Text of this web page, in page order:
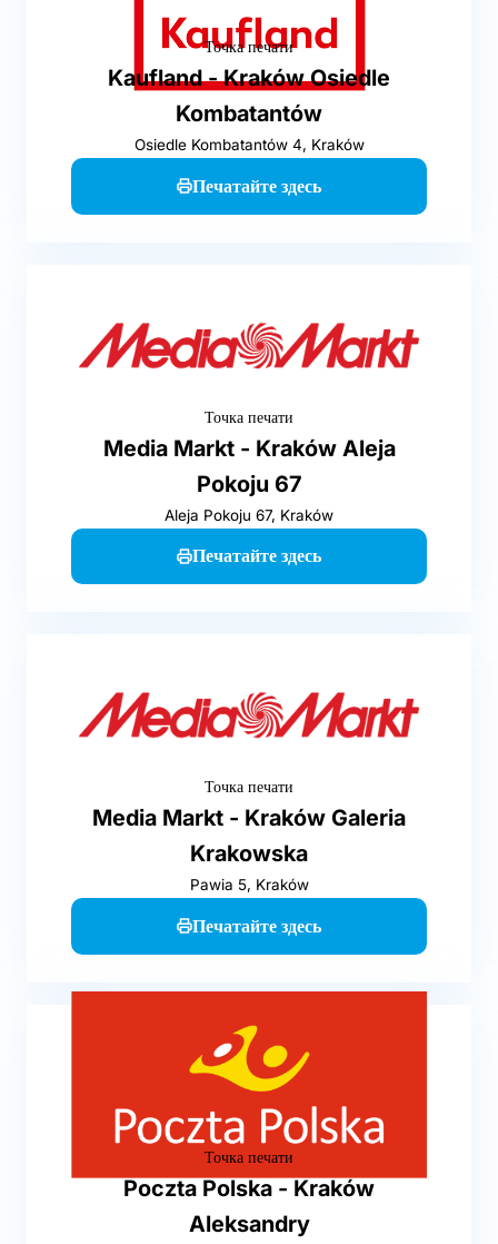
Точка печати
Kaufland - Kraków Osiedle
Kombatantów
Osiedle Kombatantów 4, Kraków
Печатайте здесь
Точка печати
Media Markt - Kraków Aleja
Pokoju 67
Aleja Pokoju 67, Kraków
Печатайте здесь
Точка печати
Media Markt - Kraków Galeria
Krakowska
Pawia 5, Kraków
Печатайте здесь
Точка печати
Poczta Polska - Kraków
Aleksandry